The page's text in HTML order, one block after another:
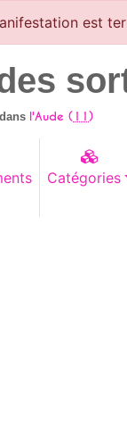
est
dans l'Aude (11)
Catégories